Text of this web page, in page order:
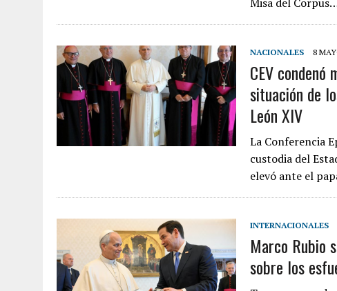
NACIONALES 8
CEV
situación de
León XIV
La Conferencia
custodia del
elevó ante el
INTERNACIONALES
Marco Rubio
sobre los